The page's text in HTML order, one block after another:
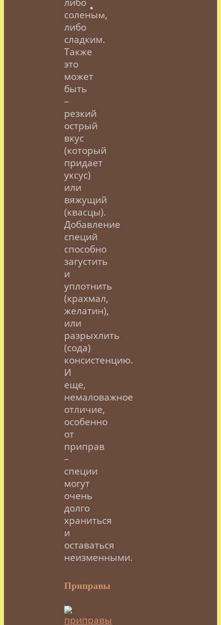
соленым,
либо
сладким.
Также
это
может
быть
–
резкий
острый
вкус
(который
придает
уксус)
или
вяжущий
(квасцы).
Добавление
специй
способно
загустить
и
уплотнить
(крахмал,
желатин),
или
разрыхлить
(сода)
консистенцию.
И
еще,
немаловажное
отличие,
особенно
от
приправ
–
специи
могут
очень
долго
храниться
и
оставаться
неизменными.
Приправы